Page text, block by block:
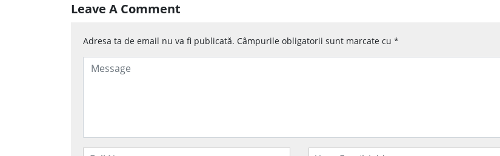
Leave A Comment
Adresa ta de email nu va fi publicată. Câmpurile obligatorii sunt marcate cu *